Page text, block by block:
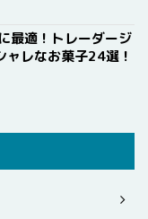
最適！トレーダージ
ャレなお菓子24選！